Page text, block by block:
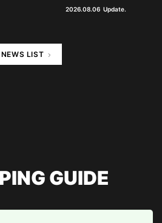
2026.08.06 Update.
NEWS LIST
GUIDE